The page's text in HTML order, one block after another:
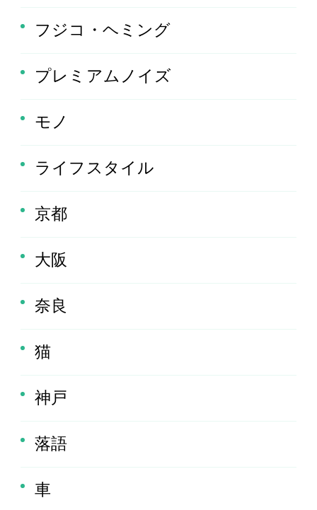
フジコ・ヘミング
プレミアムノイズ
モノ
ライフスタイル
京都
大阪
奈良
猫
神戸
落語
車